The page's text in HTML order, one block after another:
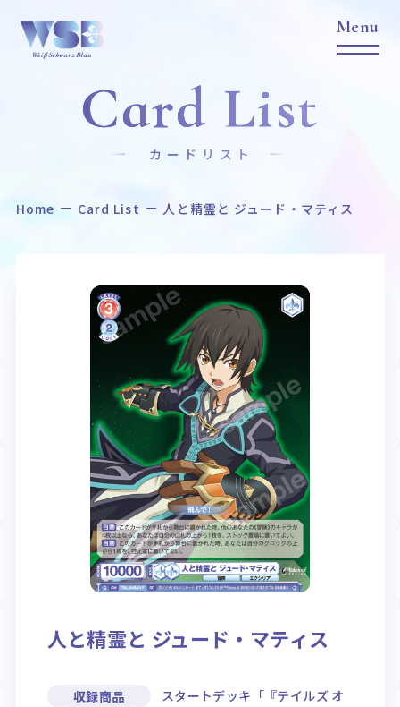
Home News
作品タイトル 商品情報
Event Card List
カードリスト
Rule / Q&A
ルール/Q&A
Deck Recipe
デッキレシピ
Card List
カードリスト
Home Card List 人と精霊と ジュード・マティス
人と精霊と ジュード・マティス
収録商品
スタートデッキ「『テイルズ オ